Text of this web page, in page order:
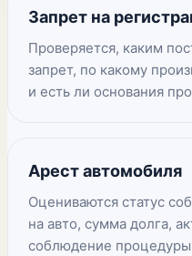
Запрет на
Проверяется, каким
запрет, по какому
и есть ли основания
Арест автомобиля
Оцениваются статус
на авто, сумма долга,
соблюдение